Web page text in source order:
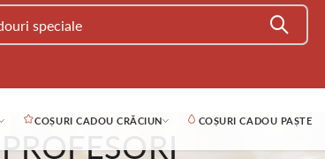
COȘURI CADOU CRĂCIUN COȘURI CADOU PAȘTE